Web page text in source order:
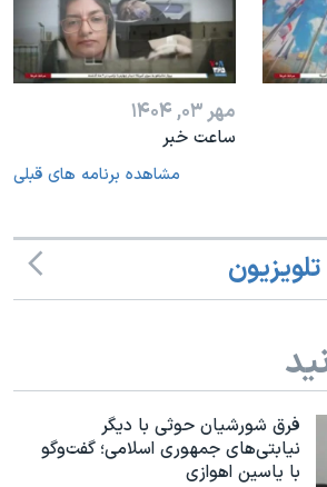
مهر ۰۳, ۱۴۰۴
ساعت خبر
مشاهده برنامه های قبلی
فرق شورشیان حوثی با دیگر
نیابتی‌های جمهوری اسلامی؛ گفت‌وگو
با یاسین اهوازی